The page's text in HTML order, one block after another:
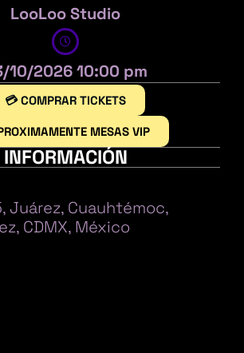
LooLoo Studio
10/2026 10:00 pm
💳 COMPRAR TICKETS
MESAS VIP
INFORMACIÓN
Juárez, Cuauhtémoc,
CDMX, México